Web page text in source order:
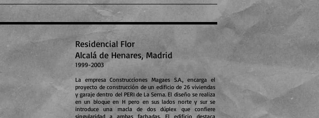
Residencial Flor
Alcalá de Henares, Madrid
1999-2003
La empresa Construcciones Magaes S.A., encarga el
proyecto de construcción de un edificio de 26 viviendas
y garaje dentro del PERI de La Serna. El diseño se realiza
en un bloque en H pero en sus lados norte y sur se
introduce una macla de dos dúplex que confiere
singularidad a ambas fachadas. El edificio destaca